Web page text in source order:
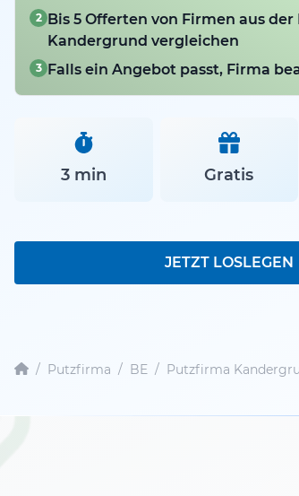
2 Bis 5 Offerten von Firmen aus der
Kandergrund vergleichen
3 Falls ein Angebot passt, Firma
3 min Gratis
JETZT LOSLEGEN
/ Putzfirma / BE / Putzfirma